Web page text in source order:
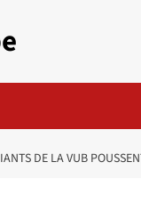
DE LA VUB